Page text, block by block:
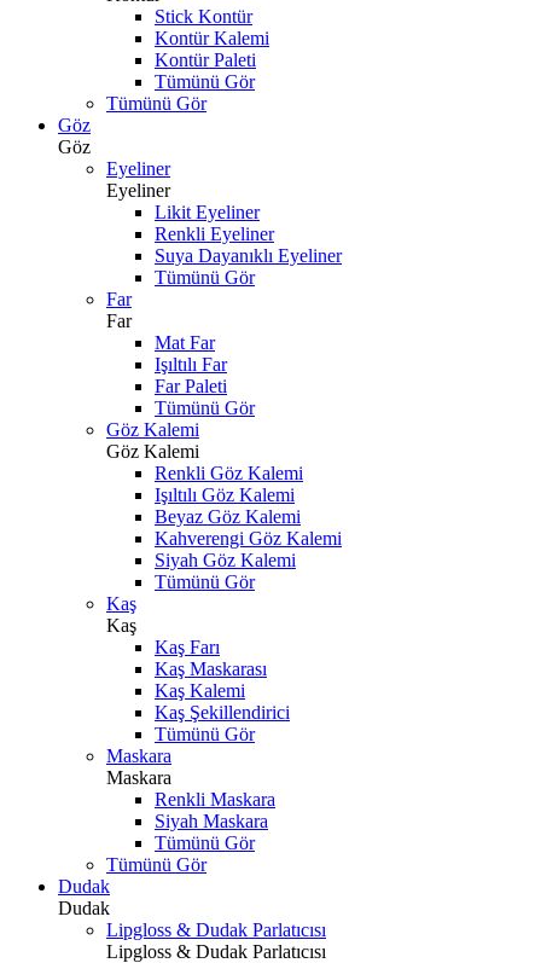
Stick Kontür
Kontür Kalemi
Kontür Paleti
Tümünü Gör
Tümünü Gör
Göz
Göz
Eyeliner
Eyeliner
Likit Eyeliner
Renkli Eyeliner
Suya Dayanıklı Eyeliner
Tümünü Gör
Far
Far
Mat Far
Işıltılı Far
Far Paleti
Tümünü Gör
Göz Kalemi
Göz Kalemi
Renkli Göz Kalemi
Işıltılı Göz Kalemi
Beyaz Göz Kalemi
Kahverengi Göz Kalemi
Siyah Göz Kalemi
Tümünü Gör
Kaş
Kaş
Kaş Farı
Kaş Maskarası
Kaş Kalemi
Kaş Şekillendirici
Tümünü Gör
Maskara
Maskara
Renkli Maskara
Siyah Maskara
Tümünü Gör
Tümünü Gör
Dudak
Dudak
Lipgloss & Dudak Parlatıcısı
Lipgloss & Dudak Parlatıcısı